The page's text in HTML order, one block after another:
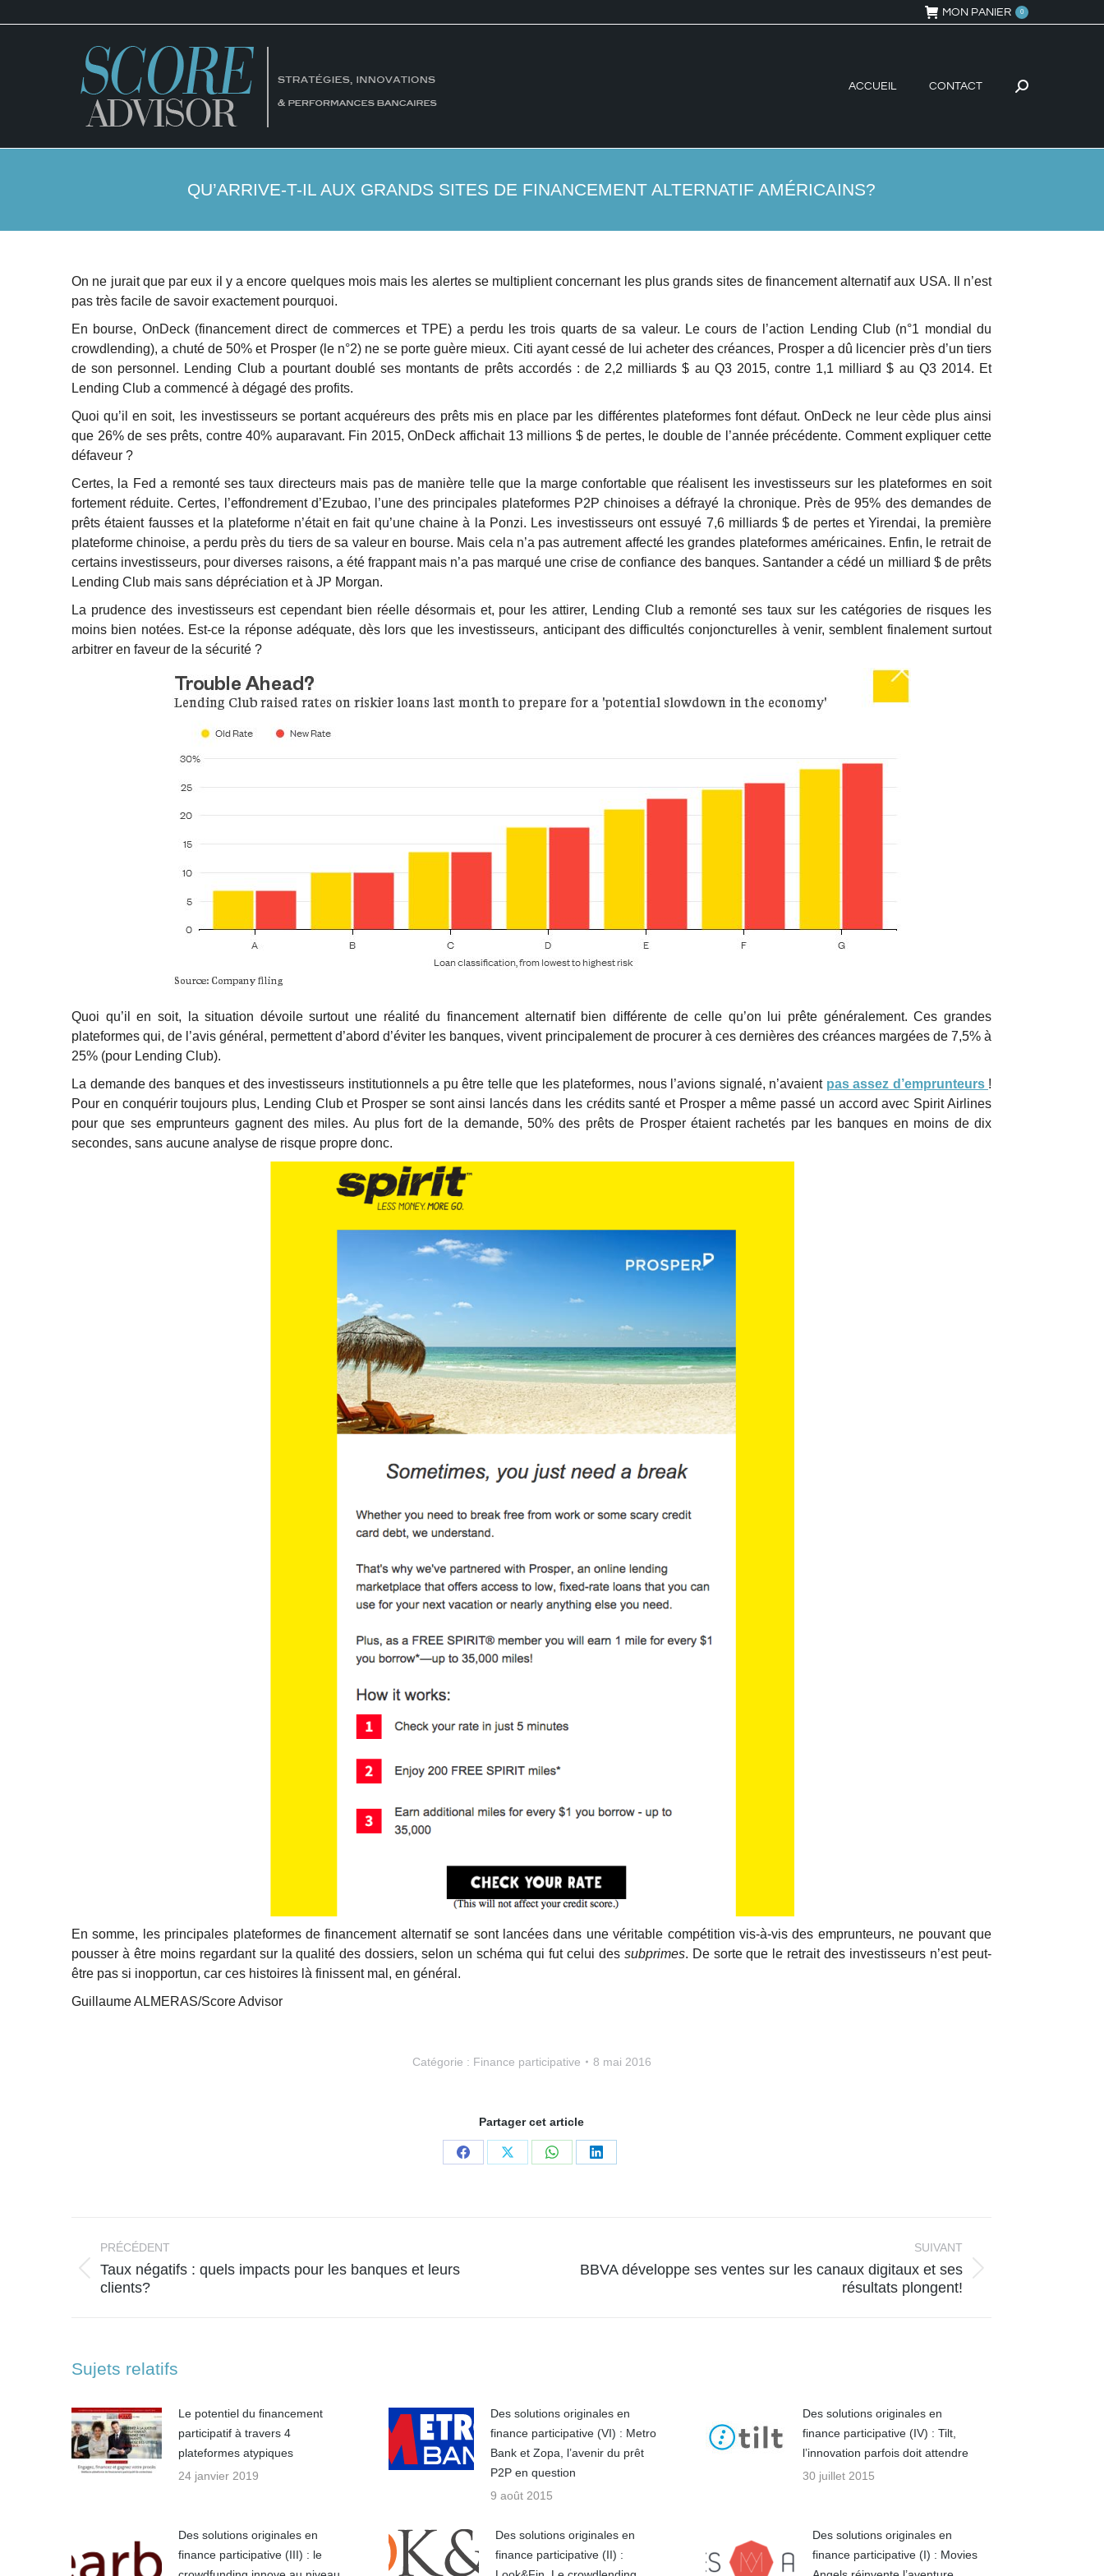
MON PANIER 0
ACCUEIL CONTACT
Recherche
QU’ARRIVE-T-IL AUX GRANDS SITES DE FINANCEMENT ALTERNATIF AMÉRICAINS?
On ne jurait que par eux il y a encore quelques mois mais les alertes se multiplient concernant les plus grands sites de financement alternatif aux USA. Il n’est
pas très facile de savoir exactement pourquoi.
En bourse, OnDeck (financement direct de commerces et TPE) a perdu les trois quarts de sa valeur. Le cours de l’action Lending Club (n°1 mondial du
crowdlending), a chuté de 50% et Prosper (le n°2) ne se porte guère mieux. Citi ayant cessé de lui acheter des créances, Prosper a dû licencier près d’un tiers
de son personnel. Lending Club a pourtant doublé ses montants de prêts accordés : de 2,2 milliards $ au Q3 2015, contre 1,1 milliard $ au Q3 2014. Et
Lending Club a commencé à dégagé des profits.
Quoi qu’il en soit, les investisseurs se portant acquéreurs des prêts mis en place par les différentes plateformes font défaut. OnDeck ne leur cède plus ainsi
que 26% de ses prêts, contre 40% auparavant. Fin 2015, OnDeck affichait 13 millions $ de pertes, le double de l’année précédente. Comment expliquer cette
défaveur ?
Certes, la Fed a remonté ses taux directeurs mais pas de manière telle que la marge confortable que réalisent les investisseurs sur les plateformes en soit
fortement réduite. Certes, l’effondrement d’Ezubao, l’une des principales plateformes P2P chinoises a défrayé la chronique. Près de 95% des demandes de
prêts étaient fausses et la plateforme n’était en fait qu’une chaine à la Ponzi. Les investisseurs ont essuyé 7,6 milliards $ de pertes et Yirendai, la première
plateforme chinoise, a perdu près du tiers de sa valeur en bourse. Mais cela n’a pas autrement affecté les grandes plateformes américaines. Enfin, le retrait de
certains investisseurs, pour diverses raisons, a été frappant mais n’a pas marqué une crise de confiance des banques. Santander a cédé un milliard $ de prêts
Lending Club mais sans dépréciation et à JP Morgan.
La prudence des investisseurs est cependant bien réelle désormais et, pour les attirer, Lending Club a remonté ses taux sur les catégories de risques les
moins bien notées. Est-ce la réponse adéquate, dès lors que les investisseurs, anticipant des difficultés conjoncturelles à venir, semblent finalement surtout
arbitrer en faveur de la sécurité ?
Quoi qu’il en soit, la situation dévoile surtout une réalité du financement alternatif bien différente de celle qu’on lui prête généralement. Ces grandes
plateformes qui, de l’avis général, permettent d’abord d’éviter les banques, vivent principalement de procurer à ces dernières des créances margées de 7,5% à
25% (pour Lending Club).
La demande des banques et des investisseurs institutionnels a pu être telle que les plateformes, nous l’avions signalé, n’avaient pas assez d’emprunteurs !
Pour en conquérir toujours plus, Lending Club et Prosper se sont ainsi lancés dans les crédits santé et Prosper a même passé un accord avec Spirit Airlines
pour que ses emprunteurs gagnent des miles. Au plus fort de la demande, 50% des prêts de Prosper étaient rachetés par les banques en moins de dix
secondes, sans aucune analyse de risque propre donc.
En somme, les principales plateformes de financement alternatif se sont lancées dans une véritable compétition vis-à-vis des emprunteurs, ne pouvant que
pousser à être moins regardant sur la qualité des dossiers, selon un schéma qui fut celui des subprimes. De sorte que le retrait des investisseurs n’est peut-
être pas si inopportun, car ces histoires là finissent mal, en général.
Guillaume ALMERAS/Score Advisor
Catégorie : Finance participative 8 mai 2016
Partager cet article
PartagerPartagerPartagerPartager
article
PRÉCÉDENT
Article
précédent
Taux négatifs : quels impacts pour les banques et leurs
clients?
SUIVANT
ArticleBBVA développe ses ventes sur les canaux digitaux et ses
résultats plongent!
Sujets relatifs
Le potentiel du financement
participatif à travers 4
plateformes atypiques
24 janvier 2019
Des solutions originales en
finance participative (VI) : Metro
Bank et Zopa, l’avenir du prêt
P2P en question
9 août 2015
Des solutions originales en
finance participative (IV) : Tilt,
l’innovation parfois doit attendre
30 juillet 2015
Des solutions originales en
finance participative (III) : le
Des solutions originales en
finance participative (II) :
Des solutions originales en
finance participative (I) : Movies